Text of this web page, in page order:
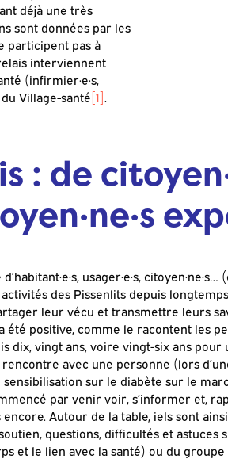
déjà une très
sont données par les
participent pas à
interviennent
(infirmier·e·s,
Village-santé[1].
: de
usager·e·s,
des Pissenlits depuis
leur vécu et transmettre leurs
positive, comme le racontent les
dix, vingt ans, voire vingt-six ans pour
avec une personne (lors
sur le diabète sur le
par venir voir, s’informer et,
Autour de la table, iels sont
questions, difficultés et astuces
et le lien avec la santé) ou du groupe